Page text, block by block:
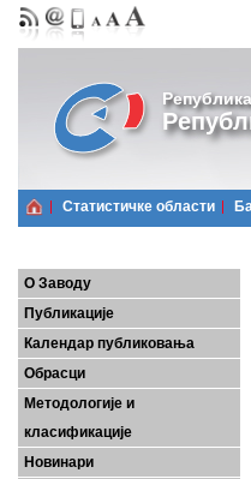
Статистичке области
О Заводу
Публикације
Календар публиковања
Обрасци
Методологије и
класификације
Новинари